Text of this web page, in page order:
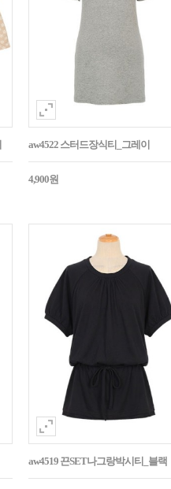
aw4522 스터드장식티_그레이
4,900원
aw4519 끈SET나그랑박시티_블랙